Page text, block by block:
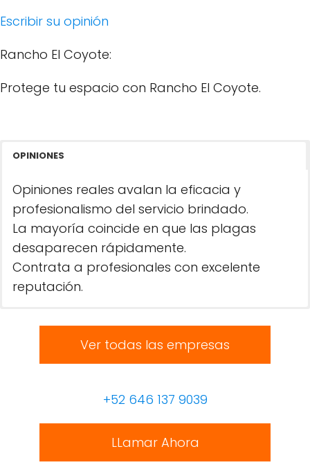
Escribir su opinión
Rancho El Coyote:
Protege tu espacio con Rancho El Coyote.
OPINIONES
Opiniones reales avalan la eficacia y
profesionalismo del servicio brindado.
La mayoría coincide en que las plagas
desaparecen rápidamente.
Contrata a profesionales con excelente
reputación.
Ver todas las empresas
+52 646 137 9039
LLamar Ahora